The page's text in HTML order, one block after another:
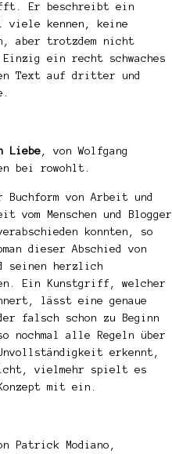
Er beschreibt ein
viele kennen, keine
aber trotzdem nicht
Einzig ein recht schwaches
Text auf dritter und
Liebe , von Wolfgang
bei rowohlt.
Buchform von Arbeit und
vom Menschen und Blogger
konnten, so
dieser Abschied von
seinen herzlich
Ein Kunstgriff, welcher
lässt eine genaue
falsch schon zu Beginn
nochmal alle Regeln über
erkennt,
vielmehr spielt es
mit ein.
Patrick Modiano,